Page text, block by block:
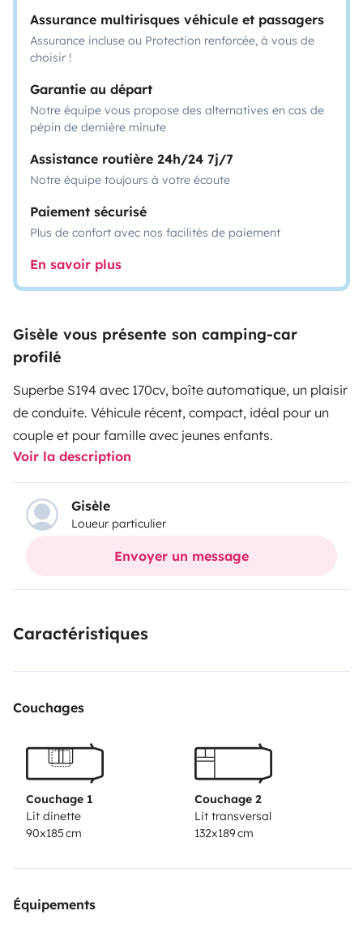
Assurance multirisques véhicule et passagers
Assurance incluse ou Protection renforcée, à vous de
choisir !
Garantie au départ
Notre équipe vous propose des alternatives en cas de
pépin de dernière minute
Assistance routière 24h/24 7j/7
Notre équipe toujours à votre écoute
Paiement sécurisé
Plus de confort avec nos facilités de paiement
En savoir plus
Gisèle vous présente son camping-car
profilé
Superbe S194 avec 170cv, boîte automatique, un plaisir
de conduite. Véhicule récent, compact, idéal pour un
couple et pour famille avec jeunes enfants.
Voir la description
Gisèle
Loueur particulier
Envoyer un message
Caractéristiques
Couchages
Couchage 1
Lit dinette
90x185 cm
Couchage 2
Lit transversal
132x189 cm
Équipements